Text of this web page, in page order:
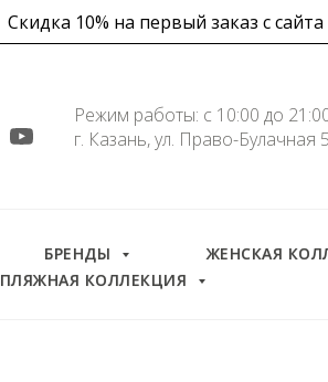
Скидка 10% на первый заказ с сайта
Режим работы: с 10:00 до
г. Казань, ул. Право-Булачная
БРЕНДЫ ЖЕНСКАЯ
ПЛЯЖНАЯ КОЛЛЕКЦИЯ